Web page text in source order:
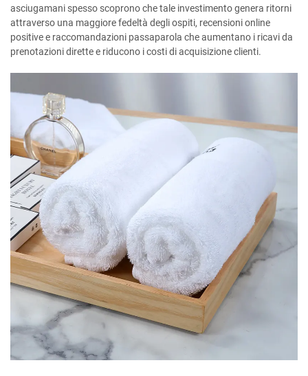
asciugamani spesso scoprono che tale investimento genera ritorni
attraverso una maggiore fedeltà degli ospiti, recensioni online
positive e raccomandazioni passaparola che aumentano i ricavi da
prenotazioni dirette e riducono i costi di acquisizione clienti.